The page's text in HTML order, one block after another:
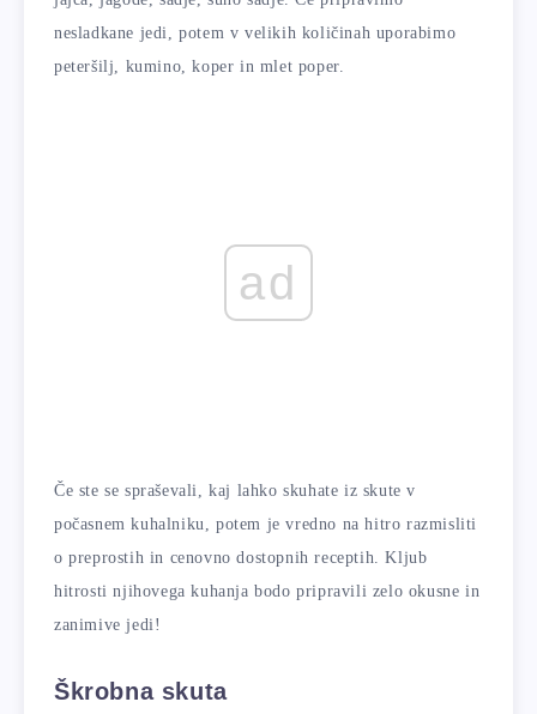
nesladkane jedi, potem v velikih količinah uporabimo
peteršilj, kumino, koper in mlet poper.
ad
Če ste se spraševali, kaj lahko skuhate iz skute v
počasnem kuhalniku, potem je vredno na hitro razmisliti
o preprostih in cenovno dostopnih receptih. Kljub
hitrosti njihovega kuhanja bodo pripravili zelo okusne in
zanimive jedi!
Škrobna skuta